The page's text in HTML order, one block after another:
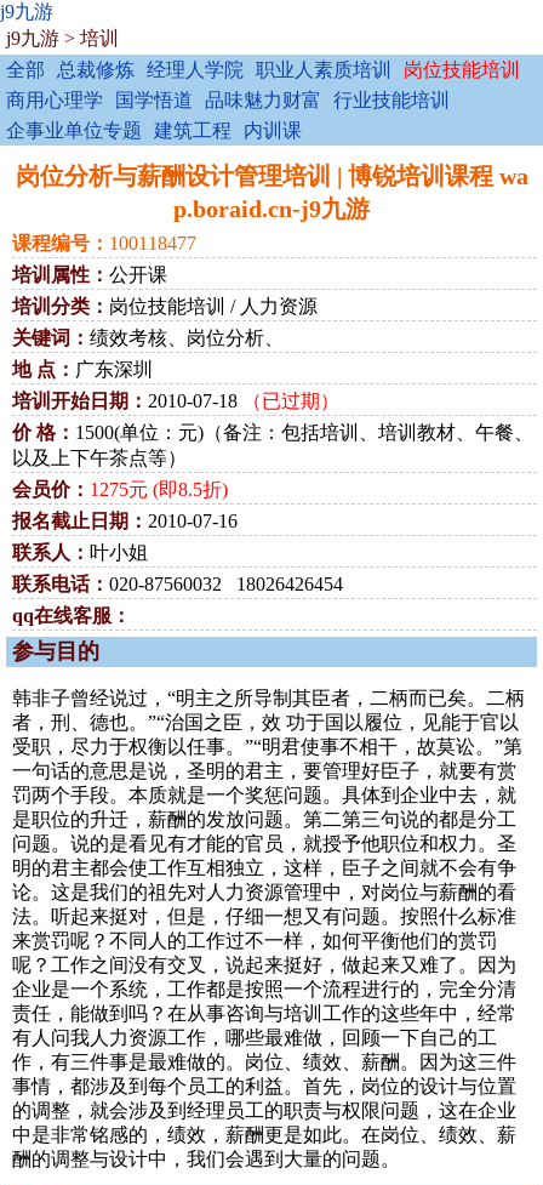
j9九游
j9九游 > 培训
全部
总裁修炼 经理人学院 职业人素质培训
岗位技能培训
商用心理学
国学悟道 品味魅力财富
行业技能培训
企事业单位专题
建筑工程 内训课
岗位分析与薪酬设计管理培训 | 博锐培训课程 wa
p.boraid.cn-j9九游
课程编号： 100118477
培训属性： 公开课
培训分类： 岗位技能培训 / 人力资源
关键词： 绩效考核、岗位分析、
地 点： 广东深圳
培训开始日期： 2010-07-18
（已过期）
价 格： 1500(单位：元)（备注：包括培训、培训教材、午餐、
以及上下午茶点等）
会员价： 1275元 (即8.5折)
报名截止日期： 2010-07-16
联系人： 叶小姐
联系电话： 020-87560032 18026426454
qq在线客服：
参与目的
韩非子曾经说过，“明主之所导制其臣者，二柄而已矣。二柄
者，刑、德也。”“治国之臣，效 功于国以履位，见能于官以
受职，尽力于权衡以任事。”“明君使事不相干，故莫讼。”第
一句话的意思是说，圣明的君主，要管理好臣子，就要有赏
罚两个手段。本质就是一个奖惩问题。具体到企业中去，就
是职位的升迁，薪酬的发放问题。第二第三句说的都是分工
问题。说的是看见有才能的官员，就授予他职位和权力。圣
明的君主都会使工作互相独立，这样，臣子之间就不会有争
论。这是我们的祖先对人力资源管理中，对岗位与薪酬的看
法。听起来挺对，但是，仔细一想又有问题。按照什么标准
来赏罚呢？不同人的工作过不一样，如何平衡他们的赏罚
呢？工作之间没有交叉，说起来挺好，做起来又难了。因为
企业是一个系统，工作都是按照一个流程进行的，完全分清
责任，能做到吗？在从事咨询与培训工作的这些年中，经常
有人问我人力资源工作，哪些最难做，回顾一下自己的工
作，有三件事是最难做的。岗位、绩效、薪酬。因为这三件
事情，都涉及到每个员工的利益。首先，岗位的设计与位置
的调整，就会涉及到经理员工的职责与权限问题，这在企业
中是非常铭感的，绩效，薪酬更是如此。在岗位、绩效、薪
酬的调整与设计中，我们会遇到大量的问题。